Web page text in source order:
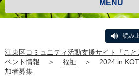
MENU
読み
江東区コミュニティ活動支援サイト「こと
ベント情報
＞ 福祉 ＞
2024 in
加者募集